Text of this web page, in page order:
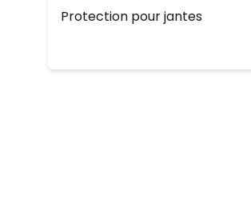
Protection pour jantes